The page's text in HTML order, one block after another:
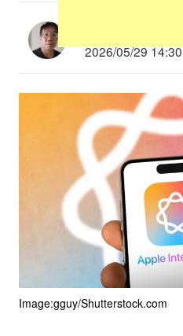
2026/05/29 14:30
Image:gguy/Shutterstock.com